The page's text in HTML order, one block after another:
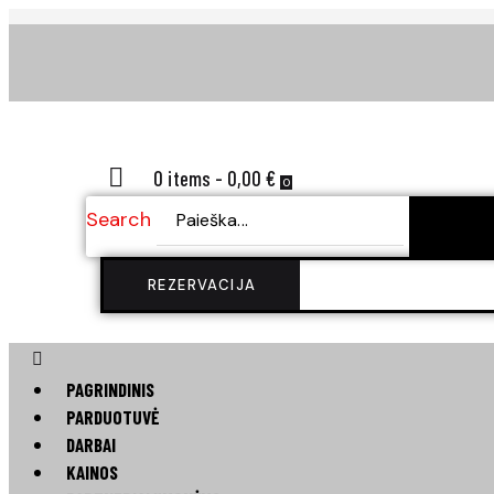
0 items - 0,00 € 0
Search
REZERVACIJA
PAGRINDINIS
PARDUOTUVĖ
DARBAI
KAINOS